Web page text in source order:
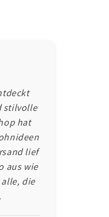
stilvolle
hat
lief
aus wie
die